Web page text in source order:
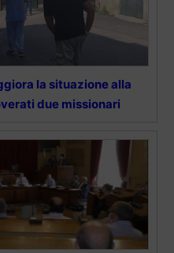
la situazione alla
due missionari